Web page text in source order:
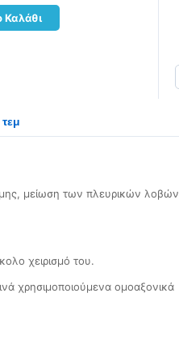
μείωση των πλευρικών λοβών
χειρισμό του.
χρησιμοποιούμενα ομοαξονικά